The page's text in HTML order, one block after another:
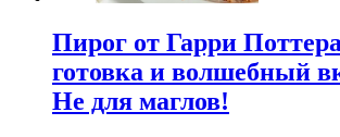
Пирог от Гарри
готовка и волшебный
Не для маглов!